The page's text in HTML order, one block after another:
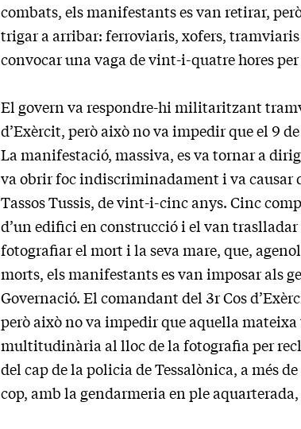
combats, els manifestants es van retirar,
trigar a arribar: ferroviaris, xofers,
convocar una vaga de vint-i-quatre hores per
El govern va respondre-hi militaritzant
d’Exèrcit, però això no va impedir que el 9
La manifestació, massiva, es va tornar a
va obrir foc indiscriminadament i va causar
Tassos Tussis, de vint-i-cinc anys. Cinc
d’un edifici en construcció i el van
fotografiar el mort i la seva mare, que,
morts, els manifestants es van imposar als
Governació. El comandant del 3r Cos
però això no va impedir que aquella
multitudinària al lloc de la fotografia per
del cap de la policia de Tessalònica, a més
cop, amb la gendarmeria en ple